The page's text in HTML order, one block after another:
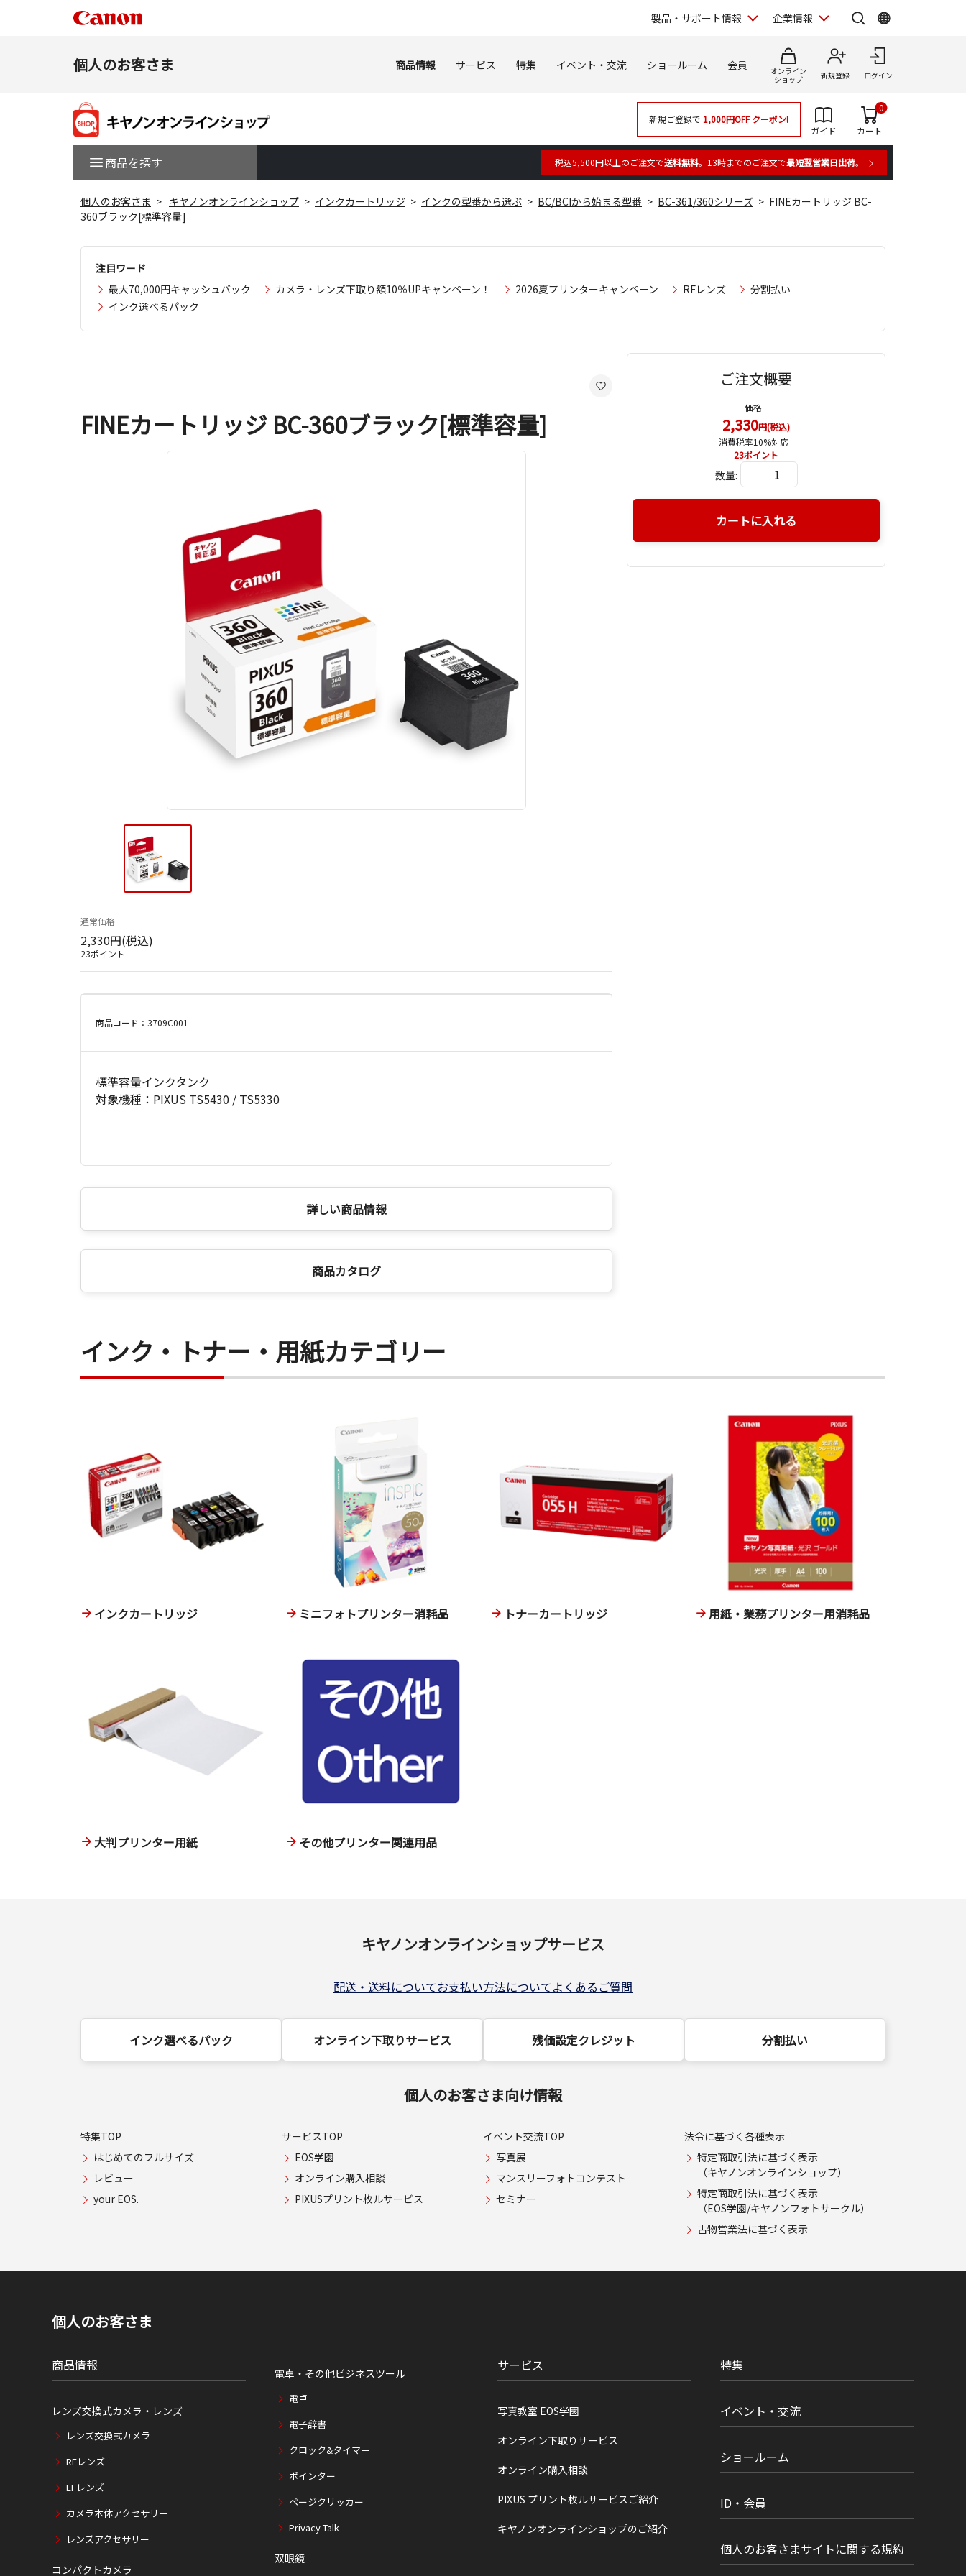
製品・サポート情報 企業情報
個人のお客さま 商品情報 サービス 特集 イベント・交流 ショールーム 会員
オンライン
ショップ
新規登録 ログイン
商品を探す
新規ご登録で 1,000円OFFクーポン!
ガイド
カート
0
税込5,500円以上のご注文で送料無料。13時までのご注文で最短翌営業日出荷。
個人のお客さま キヤノンオンラインショップ インクカートリッジ インクの型番から選ぶ BC/BCIから始まる型番 BC-361/360シリーズ
FINEカートリッジ BC-
360ブラック[標準容量]
注目ワード
最大70,000円キャッシュバック
カメラ・レンズ下取り額10％UPキャンペーン！ 2026夏プリンターキャンペーン RFレンズ
分割払い
インク選べるパック
FINEカートリッジ BC-360ブラック[標準容量]
通常価格
2,330円(税込)
23ポイント
商品コード：3709C001
標準容量インクタンク
対象機種：PIXUS TS5430 / TS5330
詳しい商品情報
商品カタログ
ご注文概要
価格
2,330円(税込)
消費税率10%対応
23ポイント
数量:
カートに入れる
インク・トナー・用紙カテゴリー
インクカートリッジ ミニフォトプリンター消耗品 トナーカートリッジ 用紙・業務プリンター用消耗品
大判プリンター用紙 その他プリンター関連用品
キヤノンオンラインショップサービス
配送・送料についてお支払い方法についてよくあるご質問
インク選べるパック オンライン下取りサービス 残価設定クレジット 分割払い
個人のお客さま向け情報
特集TOP
はじめてのフルサイズ
レビュー
your EOS.
サービスTOP
EOS学園
オンライン購入相談
PIXUSプリント枚ルサービス
イベント交流TOP
写真展
マンスリーフォトコンテスト
セミナー
法令に基づく各種表示
特定商取引法に基づく表示
（キヤノンオンラインショップ）
特定商取引法に基づく表示
（EOS学園/キヤノンフォトサークル）
古物営業法に基づく表示
個人のお客さま
商品情報
レンズ交換式カメラ・レンズ
レンズ交換式カメラ
RFレンズ
EFレンズ
カメラ本体アクセサリー
レンズアクセサリー
コンパクトカメラ
電卓・その他ビジネスツール
電卓
電子辞書
クロック&タイマー
ポインター
ページクリッカー
Privacy Talk
双眼鏡
サービス
写真教室 EOS学園
オンライン下取りサービス
オンライン購入相談
PIXUS プリント枚ルサービスご紹介
キヤノンオンラインショップのご紹介
特集
イベント・交流
ショールーム
ID・会員
個人のお客さまサイトに関する規約